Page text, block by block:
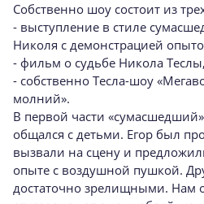
Собственно шоу состоит из
- выступление в стиле
Николя с демонстрацией
- фильм о судьбе Никола Теслы,
- собственно Тесла-шоу
молний».
В первой части
общался с детьми. Егор был
вызвали на сцену и
опыте с воздушной пушкой.
достаточно зрелищными. Нам